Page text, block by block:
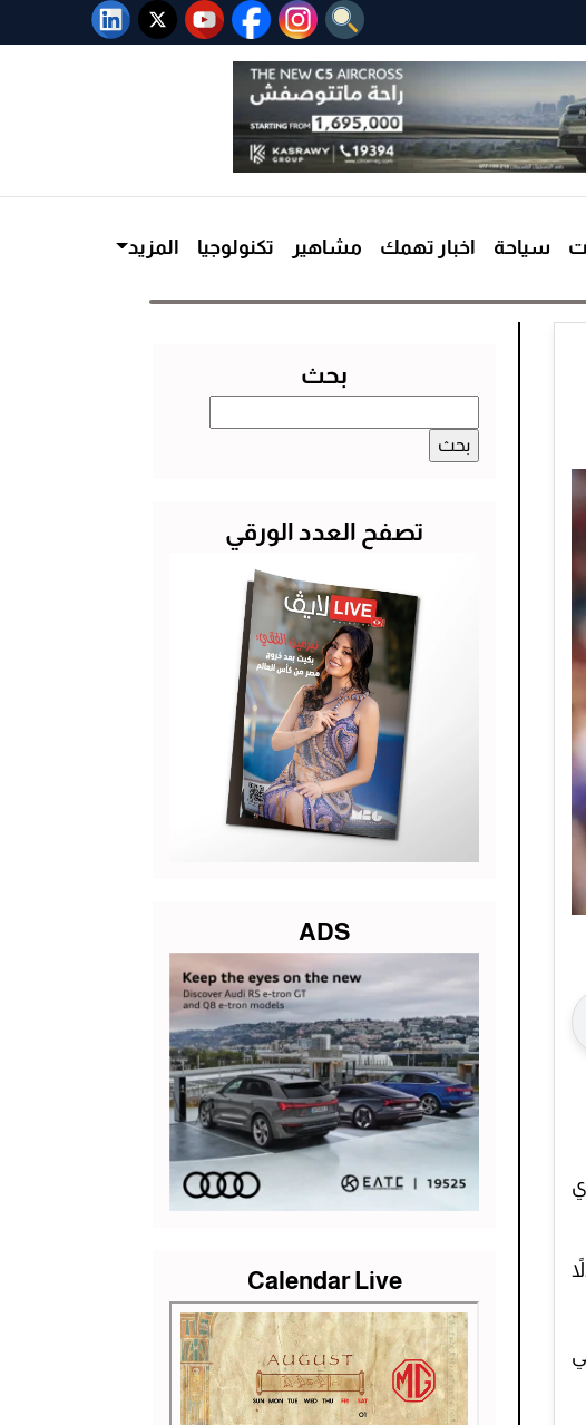
سياحة اخبار تهمك مشاهير تكنولوجيا المزيد
بحث
عن:
تصفح العدد الورقي
ADS
Calendar Live